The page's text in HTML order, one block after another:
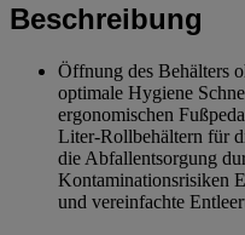
Beschreibung
Öffnung des Behälters
optimale Hygiene
ergonomischen
Liter-Rollbehältern für
die Abfallentsorgung
Kontaminationsrisiken
und vereinfachte